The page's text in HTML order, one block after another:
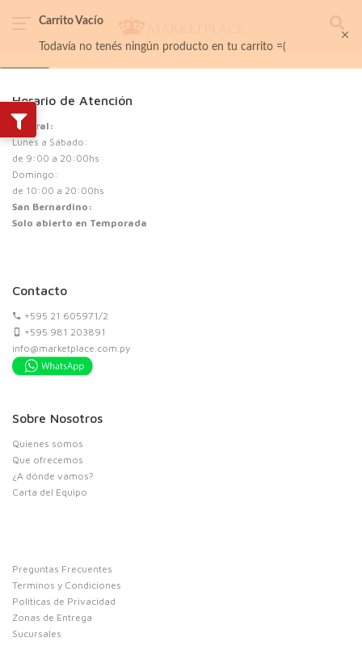
Horario de Atención
Central:
Lunes a Sábado:
de 9:00 a 20:00hs
Domingo:
de 10:00 a 20:00hs
San Bernardino:
Solo abierto en Temporada
Contacto
+595 21 605971/2
+595 981 203891
info@marketplace.com.py
Sobre Nosotros
Quienes somos
Que ofrecemos
¿A dónde vamos?
Carta del Equipo
Preguntas Frecuentes
Terminos y Condiciones
Politicas de Privacidad
Zonas de Entrega
Sucursales
Carrito Vacío
Todavía no tenés ningún producto en tu carrito =(